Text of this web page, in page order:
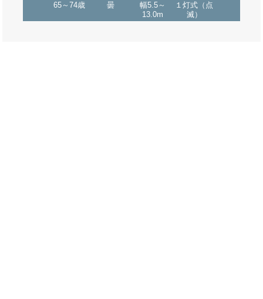
65～74歳 曇
幅5.5～
13.0m
１灯式（点
滅）